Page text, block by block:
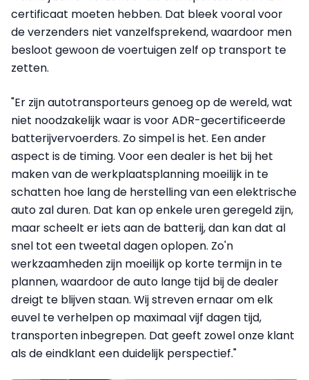
certificaat moeten hebben. Dat bleek vooral voor
de verzenders niet vanzelfsprekend, waardoor men
besloot gewoon de voertuigen zelf op transport te
zetten.
"Er zijn autotransporteurs genoeg op de wereld, wat
niet noodzakelijk waar is voor ADR-gecertificeerde
batterijvervoerders. Zo simpel is het. Een ander
aspect is de timing. Voor een dealer is het bij het
maken van de werkplaatsplanning moeilijk in te
schatten hoe lang de herstelling van een elektrische
auto zal duren. Dat kan op enkele uren geregeld zijn,
maar scheelt er iets aan de batterij, dan kan dat al
snel tot een tweetal dagen oplopen. Zo'n
werkzaamheden zijn moeilijk op korte termijn in te
plannen, waardoor de auto lange tijd bij de dealer
dreigt te blijven staan. Wij streven ernaar om elk
euvel te verhelpen op maximaal vijf dagen tijd,
transporten inbegrepen. Dat geeft zowel onze klant
als de eindklant een duidelijk perspectief."